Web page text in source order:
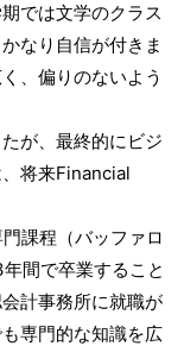
では文学のクラス
なり自信が付きま
、偏りのないよう
が、最終的にビジ
将来Financial
課程（バッファロ
間で卒業すること
計事務所に就職が
専門的な知識を広